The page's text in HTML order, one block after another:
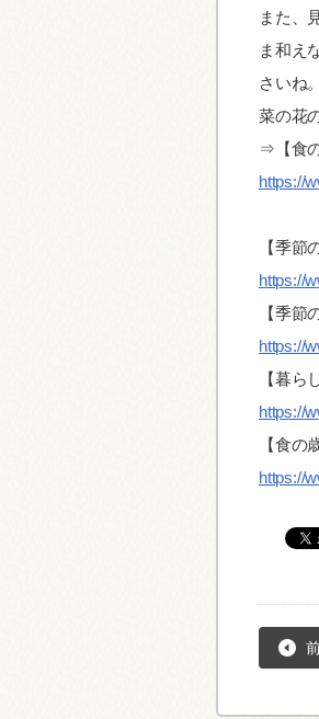
また、
ま和え
さいね。
菜の花
⇒【食
https://
【季節
https://
【季節
https://
【暮
https://
【食の
https://